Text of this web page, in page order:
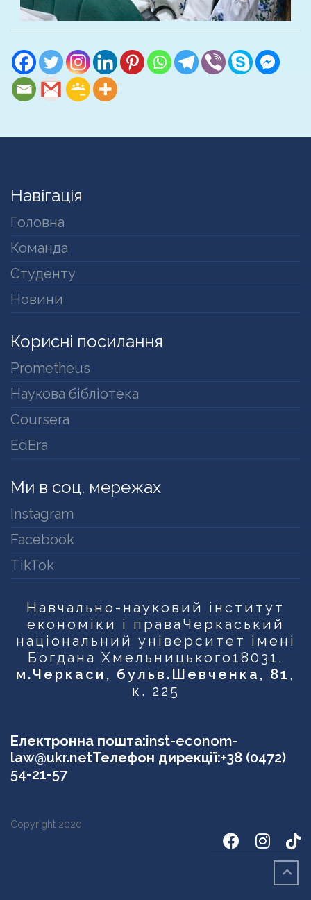
Навігація
Головна
Команда
Студенту
Новини
Корисні посилання
Prometheus
Наукова бібліотека
Coursera
EdEra
Ми в соц. мережах
Instagram
Facebook
TikTok
Навчально-науковий інститут
економіки і права Черкаський
національний університет імені
Богдана Хмельницького18031,
м.Черкаси, бульв.Шевченка, 81 ,
к. 225
Електронна пошта:inst-econom-
law@ukr.netТелефон дирекції:+38 (0472)
54-21-57
Copyright 2020